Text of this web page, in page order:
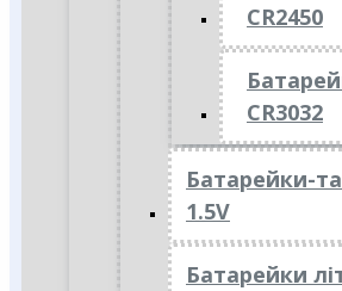
CR2450
CR3032
Батарейки-
1.5V
Батарейки